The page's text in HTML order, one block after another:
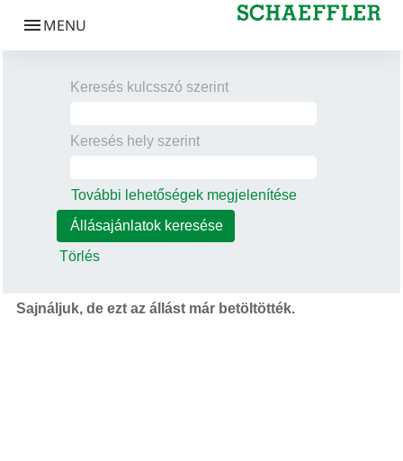
Keresés kulcsszó szerint
Keresés hely szerint
További lehetőségek megjelenítése
Törlés
Sajnáljuk, de ezt az állást már betöltötték.